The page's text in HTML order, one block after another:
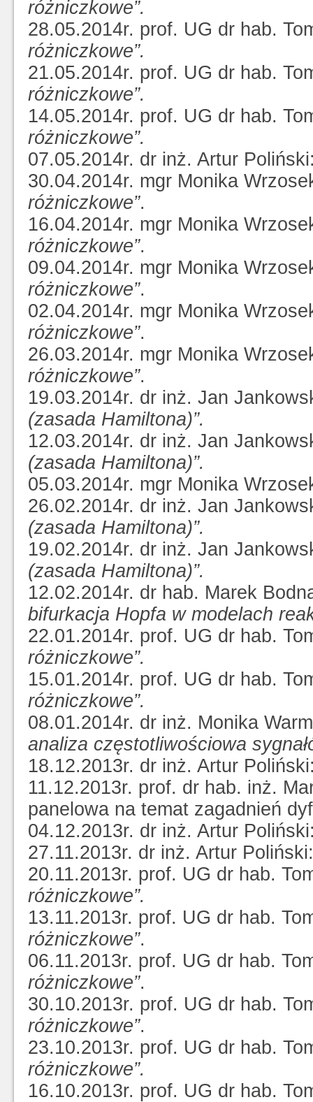
różniczkowe”.
28.05.2014r. prof. UG dr hab.
różniczkowe”.
21.05.2014r. prof. UG dr hab.
różniczkowe”.
14.05.2014r. prof. UG dr hab.
różniczkowe”.
07.05.2014r. dr inż. Artur
30.04.2014r. mgr Monika
różniczkowe”.
16.04.2014r. mgr Monika
różniczkowe”.
09.04.2014r. mgr Monika
różniczkowe”.
02.04.2014r. mgr Monika
różniczkowe”.
26.03.2014r. mgr Monika
różniczkowe”.
19.03.2014r. dr inż. Jan
(zasada Hamiltona)”.
12.03.2014r. dr inż. Jan
(zasada Hamiltona)”.
05.03.2014r. mgr Monika
26.02.2014r. dr inż. Jan
(zasada Hamiltona)”.
19.02.2014r. dr inż. Jan
(zasada Hamiltona)”.
12.02.2014r. dr hab. Marek
bifurkacja Hopfa w modelach
22.01.2014r. prof. UG dr hab.
różniczkowe”.
15.01.2014r. prof. UG dr hab.
różniczkowe”.
08.01.2014r. dr inż. Monika
analiza częstotliwościowa
18.12.2013r. dr inż. Artur
11.12.2013r. prof. dr hab. inż.
panelowa na temat zagadnień
04.12.2013r. dr inż. Artur
27.11.2013r. dr inż. Artur
20.11.2013r. prof. UG dr hab.
różniczkowe”.
13.11.2013r. prof. UG dr hab.
różniczkowe”.
06.11.2013r. prof. UG dr hab.
różniczkowe”.
30.10.2013r. prof. UG dr hab.
różniczkowe”.
23.10.2013r. prof. UG dr hab.
różniczkowe”.
16.10.2013r. prof. UG dr hab.